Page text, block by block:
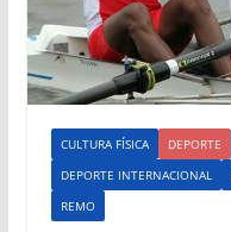
CULTURA FÍSICA DEPORTE
DEPORTE INTERNACIONAL
REMO